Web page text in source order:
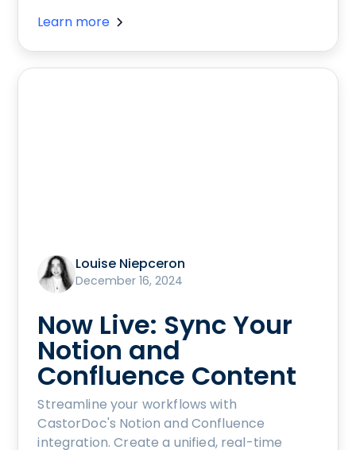
Learn more
Louise Niepceron
December 16, 2024
Now Live: Sync Your
Notion and
Confluence Content
Streamline your workflows with
CastorDoc's Notion and Confluence
integration. Create a unified, real-time